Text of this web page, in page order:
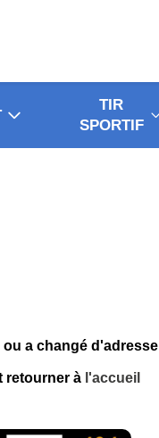
TIR
SPORTIF
a changé d'adresse
retourner à l'accueil